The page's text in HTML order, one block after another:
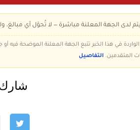
لدى الجهة المعلنة مباشرة — لا تُحوّل أي مبالغ،
الواردة في هذا الخبر تتبع الجهة المعلنة الموضحة
المتقدمين. التفاصيل
شارك